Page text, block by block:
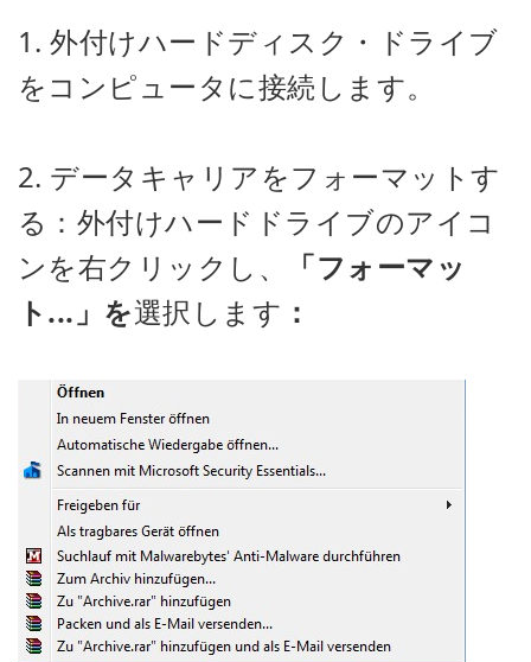
1. 外付けハードディスク・ドライブ
をコンピュータに接続します。
2. データキャリアをフォーマットす
る：外付けハードドライブのアイコ
ンを右クリックし、
「フォーマッ
ト...」を選択します ：